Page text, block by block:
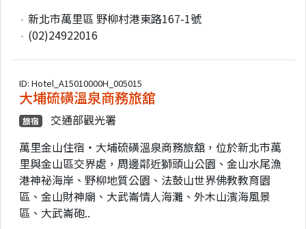
新北市萬里區 野柳村港東路167-1號
(02)24922016
ID: Hotel_A15010000H_005015
大埔硫磺溫泉商務旅舘
旅宿
交通部觀光署
萬里金山住宿‧大埔硫磺溫泉商務旅舘，位於新北市萬
里與金山區交界處，周邊鄰近獅頭山公園、金山水尾漁
港神祕海岸、野柳地質公園、法鼓山世界佛教教育園
區、金山財神廟、大武崙情人海灘、外木山濱海風景
區、大武崙砲..